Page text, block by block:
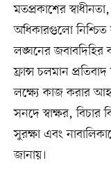
মতপ্রকাশের
অধিকারগুলো
লঙ্ঘনের
ফ্রান্স চলমান
লক্ষ্যে কাজ করার
সনদে স্বাক্ষর, বিচার
সুরক্ষা এবং
জানায়।